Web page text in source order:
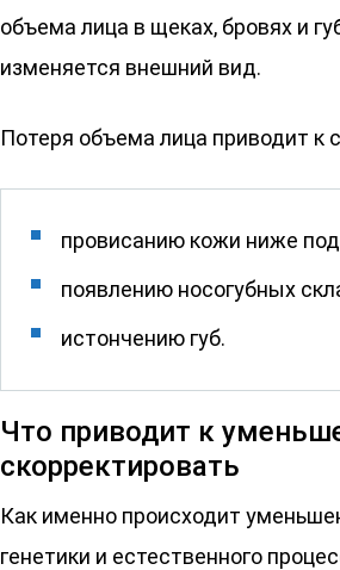
объема лица в щеках, бровях и
изменяется внешний вид.
Потеря объема лица приводит к
провисанию кожи ниже
появлению носогубных
истончению губ.
Что приводит к
скорректировать
Как именно происходит
генетики и естественного